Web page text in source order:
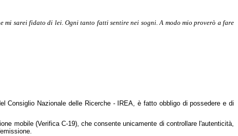
sarei fidato di lei. Ogni tanto fatti sentire nei sogni. A modo mio proverò a fare
Consiglio Nazionale delle Ricerche - IREA, è fatto obbligo di possedere e di
mobile (Verifica C-19), che consente unicamente di controllare l'autenticità,